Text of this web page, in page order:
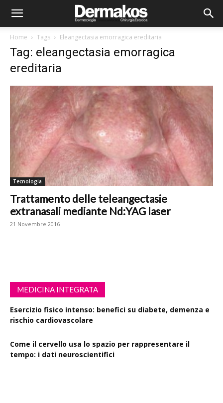
Home Tags Eleangectasia emorragica ereditaria
Tag: eleangectasia emorragica
ereditaria
Tecnologia
Trattamento delle teleangectasie
extranasali mediante Nd:YAG laser
21 Novembre 2016
MEDICINA INTEGRATA
Esercizio fisico intenso: benefici su diabete, demenza e
rischio cardiovascolare
Come il cervello usa lo spazio per rappresentare il
tempo: i dati neuroscientifici